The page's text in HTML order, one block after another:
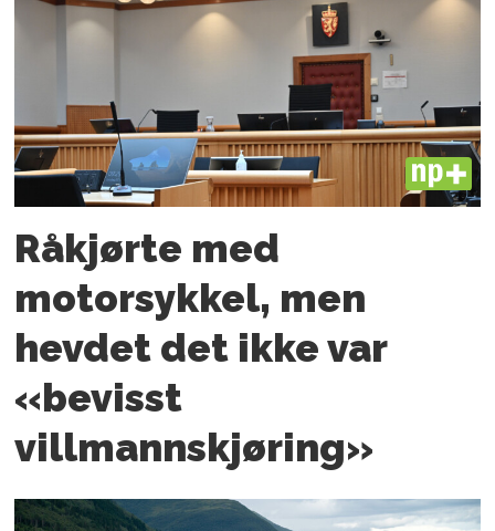
PLUS
Råkjørte med
motorsykkel, men
hevdet det ikke var
«bevisst
villmannskjøring»